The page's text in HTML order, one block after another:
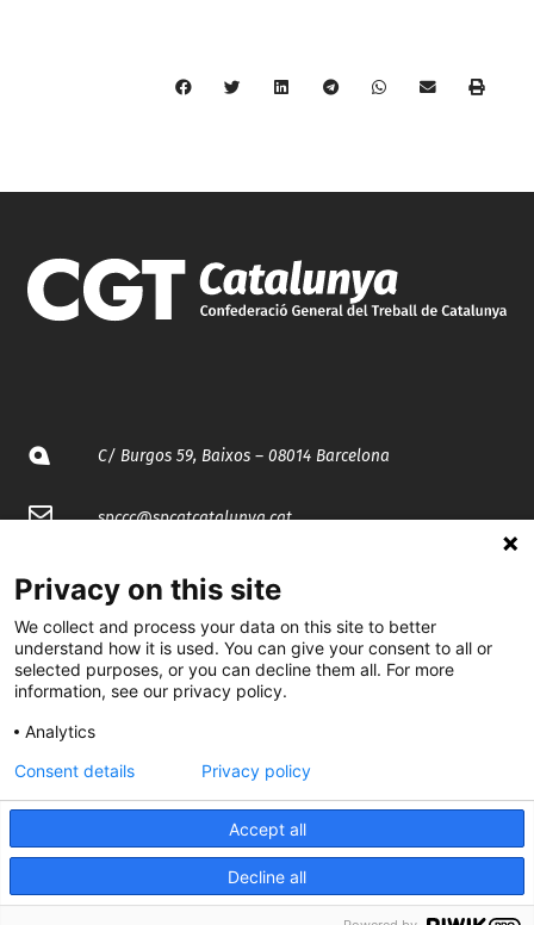
C/ Burgos 59, Baixos – 08014 Barcelona
spccc@spcgtcatalunya.cat
@CGTCatalunya
cgtcatalunya
CGTCatalunya
cgtcatalunya
Desenvolupat per
Privacy on this site
We collect and process your data on this site to better
understand how it is used. You can give your consent to all or
selected purposes, or you can decline them all. For more
information, see our privacy policy.
Analytics
Accept all
Decline all
Consent details Privacy policy